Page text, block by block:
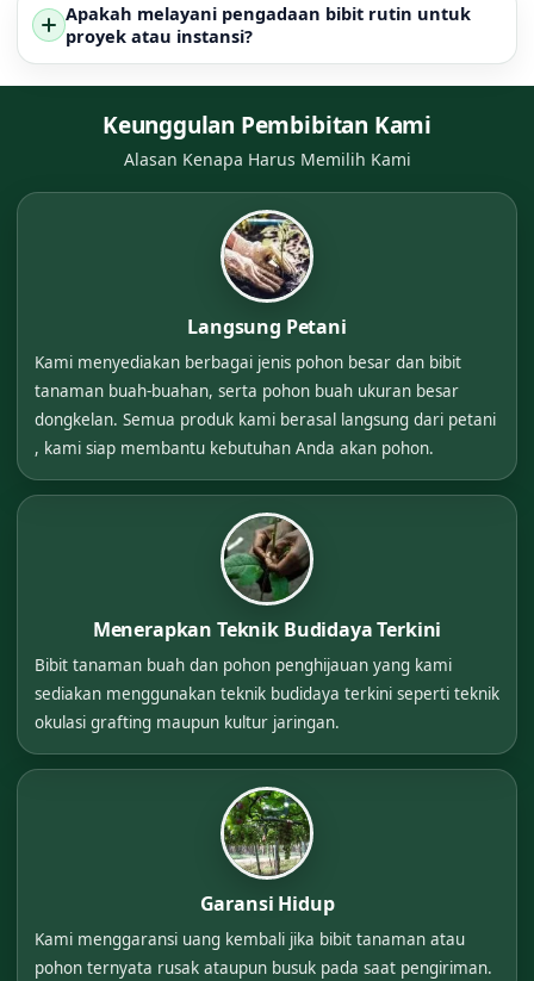
Apakah melayani pengadaan bibit rutin untuk
proyek atau instansi?
Keunggulan Pembibitan Kami
Alasan Kenapa Harus Memilih Kami
Langsung Petani
Kami menyediakan berbagai jenis pohon besar dan bibit
tanaman buah-buahan, serta pohon buah ukuran besar
dongkelan. Semua produk kami berasal langsung dari petani
, kami siap membantu kebutuhan Anda akan pohon.
Menerapkan Teknik Budidaya Terkini
Bibit tanaman buah dan pohon penghijauan yang kami
sediakan menggunakan teknik budidaya terkini seperti teknik
okulasi grafting maupun kultur jaringan.
Garansi Hidup
Kami menggaransi uang kembali jika bibit tanaman atau
pohon ternyata rusak ataupun busuk pada saat pengiriman.